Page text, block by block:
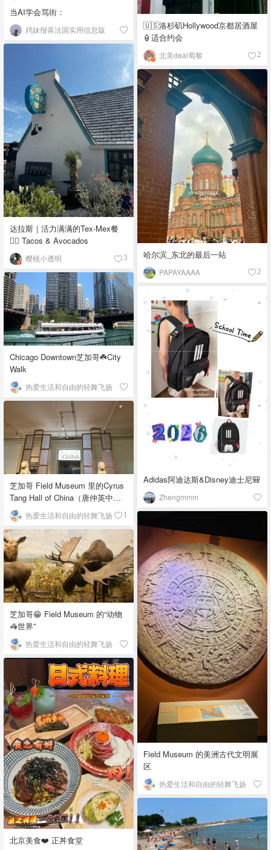
当AI学会骂街：
鸡妹报喜法国实用信息版
🇺🇸洛杉矶Hollywood京都居酒屋
🏮适合约会
北美deal蜀黎 2
达拉斯｜活力满满的Tex-Mex餐
👉🏼 Tacos & Avocados
樱桃小透明 3 哈尔滨_东北的最后一站
PAPAYAAAA 2
Chicago Downtown芝加哥☘️City
Walk
热爱生活和自由的轻舞飞扬
Adidas阿迪达斯&Disney迪士尼🎒
Zhengmmm
芝加哥 Field Museum 里的Cyrus
Tang Hall of China（唐仲英中国
馆） 热爱生活和自由的轻舞飞扬 1
Field Museum 的美洲古代文明展
区
热爱生活和自由的轻舞飞扬
芝加哥😁 Field Museum 的“动物
🦓世界”
热爱生活和自由的轻舞飞扬
北京美食❤️ 正丼食堂